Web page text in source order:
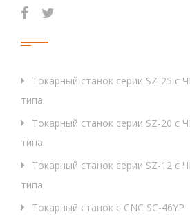
Токарный станок серии SZ-25 с
типа
Токарный станок серии SZ-20 с
типа
Токарный станок серии SZ-12 с
типа
Токарный станок с CNC SC-46YP